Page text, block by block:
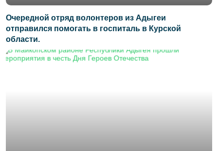
Очередной отряд волонтеров из Адыгеи
отправился помогать в госпиталь в Курской
области.